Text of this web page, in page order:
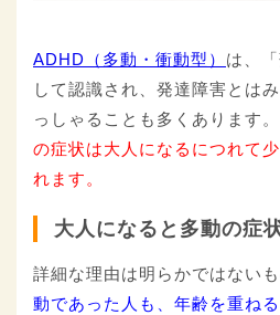
ADHD（多動・衝動型） は、
して認識され、発達障害とは
っしゃることも多くあります。
の症状は大人になるにつれて
れます。
大人になると多動の症
詳細な理由は明らかではないも
動であった人も、年齢を重ね